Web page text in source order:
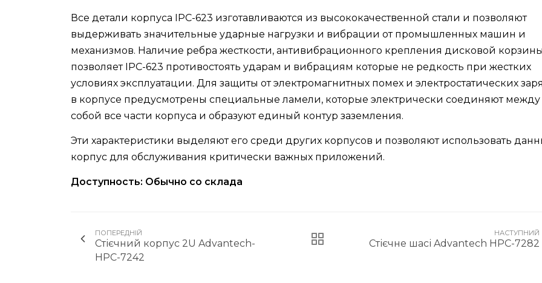
Все детали корпуса IPC-623 изготавливаются из высококачественной стали и позволяют
выдерживать значительные ударные нагрузки и вибрации от промышленных машин и
механизмов. Наличие ребра жесткости, антивибрационного крепления дисковой корзины
позволяет IPC-623 противостоять ударам и вибрациям которые не редкость при жестких
условиях эксплуатации. Для защиты от электромагнитных помех и электростатических
в корпусе предусмотрены специальные ламели, которые электрически соединяют между
собой все части корпуса и образуют единый контур заземления.
Эти характеристики выделяют его среди других корпусов и позволяют использовать
корпус для обслуживания критически важных приложений.
Доступность: Обычно со склада
ПОПЕРЕДНІЙ
Стієчний корпус 2U Advantech-
HPC-7242
НАСТУПНИЙ
Стієчне шасі Advantech HPC-7282